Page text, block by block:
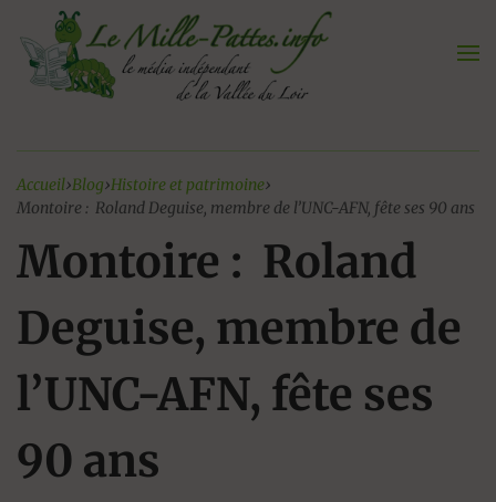
contenu
Accueil›Blog›Histoire et patrimoine›
Montoire : Roland Deguise, membre de l’UNC-AFN, fête ses 90 ans
Montoire : Roland
Deguise, membre de
l’UNC-AFN, fête ses
90 ans